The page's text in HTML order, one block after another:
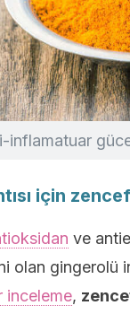
inflamatuar
için
ve
olan gingerolü
inceleme,